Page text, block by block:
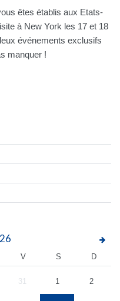
êtes établis aux Etats-
à New York les 17 et 18
événements exclusifs
manquer !
V S D
31 1 2